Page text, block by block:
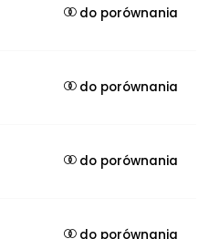
do porównania
do porównania
do porównania
do porównania